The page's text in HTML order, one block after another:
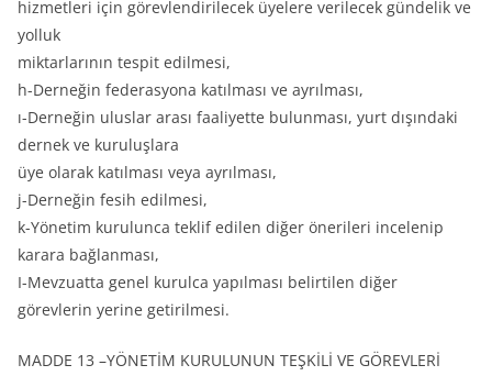
hizmetleri için görevlendirilecek üyelere verilecek gündelik ve
yolluk
miktarlarının tespit edilmesi,
h-Derneğin federasyona katılması ve ayrılması,
ı-Derneğin uluslar arası faaliyette bulunması, yurt dışındaki
dernek ve kuruluşlara
üye olarak katılması veya ayrılması,
j-Derneğin fesih edilmesi,
k-Yönetim kurulunca teklif edilen diğer önerileri incelenip
karara bağlanması,
I-Mevzuatta genel kurulca yapılması belirtilen diğer
görevlerin yerine getirilmesi.
MADDE 13 –YÖNETİM KURULUNUN TEŞKİLİ VE GÖREVLERİ